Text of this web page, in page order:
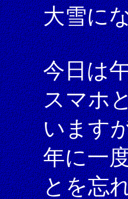
大雪に
今日は
スマホ
います
年に一
とを忘